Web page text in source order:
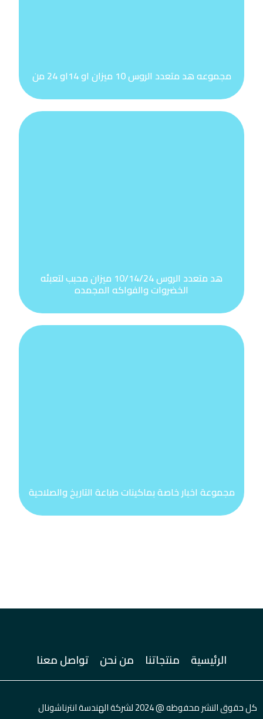
مجموعه هد متعدد الروس 10 ميزان او 14او 24 من
هد متعدد الروس 10/14/24 ميزان محبب لتعبئه
الخضروات والفواكه المجمده
مجموعة اخبار خاصة بماكينات طباعة التاريخ والصلاحية
الرئيسية منتجاتنا من نحن تواصل معنا
كل حقوق النشر محفوظه @ 2024 لشركة الهندسة انترناشونال